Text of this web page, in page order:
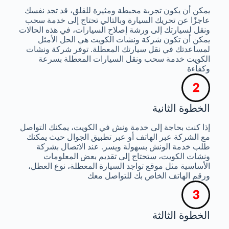
يمكن أن يكون تجربة محبطة ومثيرة للقلق، قد تجد نفسك
عاجزًا عن تحريك السيارة وبالتالي تحتاج إلى خدمة سحب
ونقل لسيارتك إلى ورشة إصلاح السيارات، في هذه الحالات
يمكن أن تكون شركة ونشات الكويت هي الحل الأمثل
لمساعدتك في نقل سيارتك المعطلة. توفر شركة ونشات
الكويت خدمة سحب ونقل السيارات المعطلة بسرعة
وكفاءة
الخطوة الثانية
إذا كنت بحاجة إلى خدمة ونش في الكويت، يمكنك التواصل
مع الشركة عبر الهاتف أو عبر تطبيق الجوال حيث يمكنك
طلب خدمة الونش بسهولة ويسر. عند الاتصال بشركة
ونشات الكويت، ستحتاج إلى تقديم بعض المعلومات
الأساسية مثل موقع تواجد السيارة المعطلة، نوع العطل،
ورقم الهاتف الخاص بك للتواصل معك
الخطوة الثالثة